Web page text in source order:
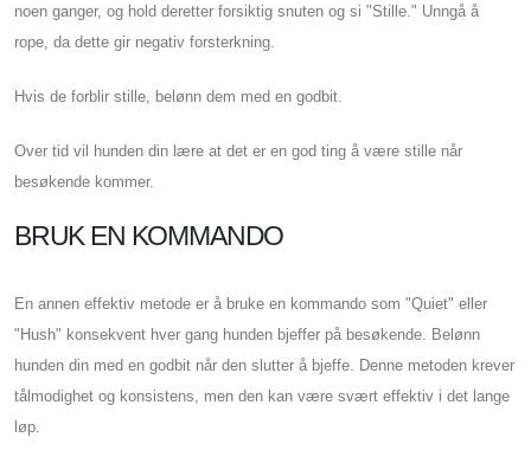
noen ganger, og hold deretter forsiktig snuten og si "Stille." Unngå å
rope, da dette gir negativ forsterkning.
Hvis de forblir stille, belønn dem med en godbit.
Over tid vil hunden din lære at det er en god ting å være stille når
besøkende kommer.
BRUK EN KOMMANDO
En annen effektiv metode er å bruke en kommando som "Quiet" eller
"Hush" konsekvent hver gang hunden bjeffer på besøkende. Belønn
hunden din med en godbit når den slutter å bjeffe. Denne metoden krever
tålmodighet og konsistens, men den kan være svært effektiv i det lange
løp.